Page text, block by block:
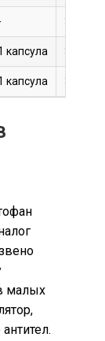
3 раза
капсула 3 раза
капсула 3 раза
малых